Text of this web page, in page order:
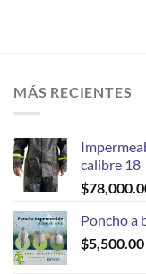
MÁS RECIENTES
calibre 18
$
Poncho a
$5,500.00